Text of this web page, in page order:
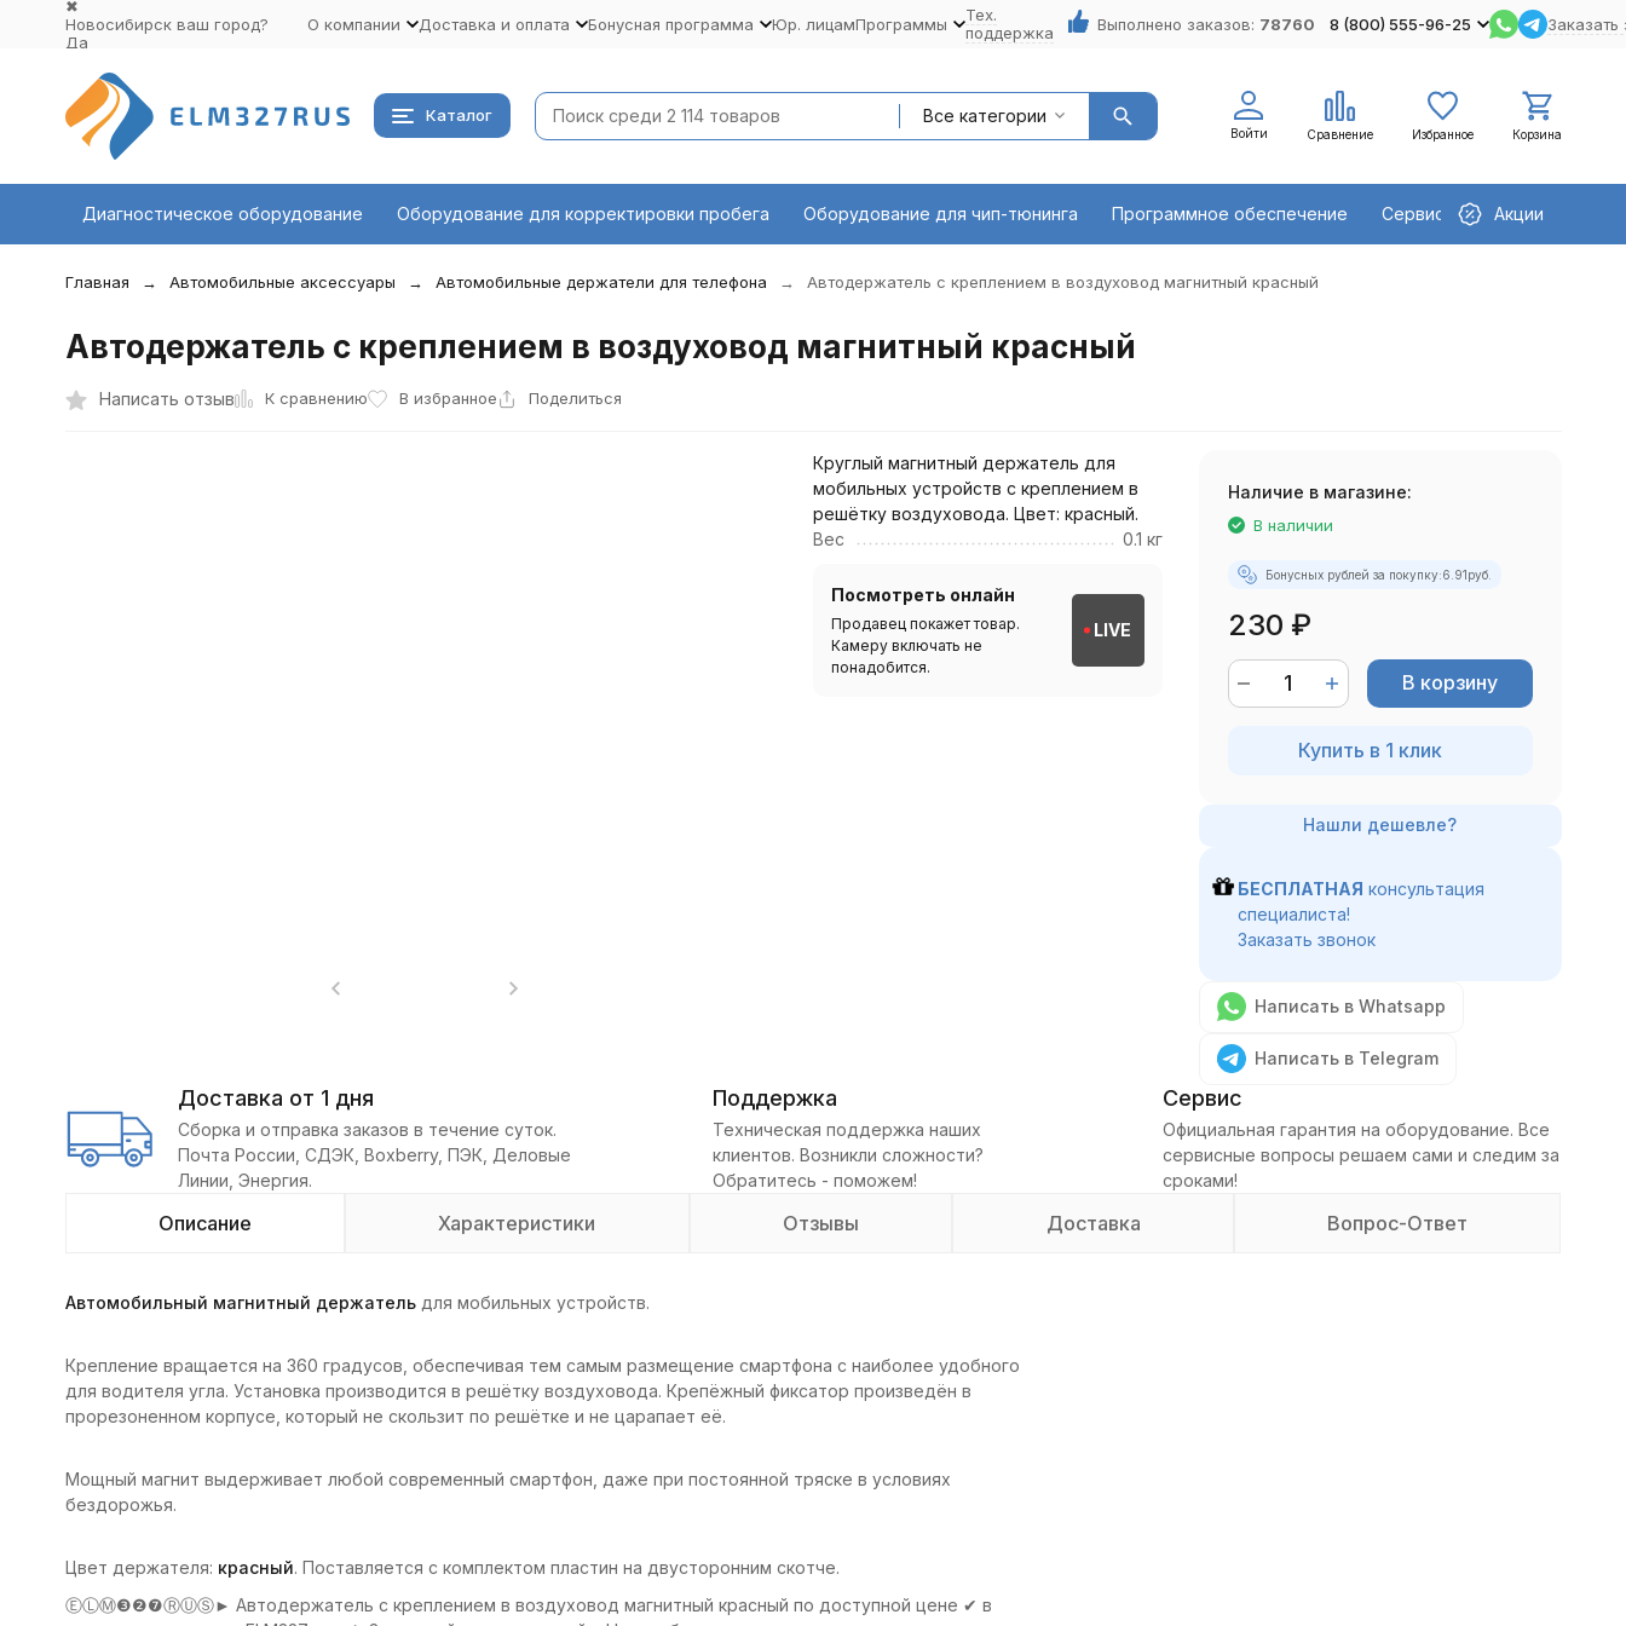
✖
Новосибирск ваш город?
Да
О компании Доставка и оплата Бонусная программа Юр. лицамПрограммы
Тех.
поддержка
Выполнено заказов: 78760 8 (800) 555-96-25 Заказать
Каталог Все категории
Войти Сравнение Избранное Корзина
Диагностическое оборудование Оборудование для корректировки пробега Оборудование для чип-тюнинга Программное обеспечение Сервисное оборудование
Акции
Главная Автомобильные аксессуары Автомобильные держатели для телефона Автодержатель с креплением в воздуховод магнитный красный
Автодержатель с креплением в воздуховод магнитный красный
Написать отзыв К сравнению В избранное Поделиться
Круглый магнитный держатель для
мобильных устройств с креплением в
решётку воздуховода. Цвет: красный.
Вес
0.1 кг
Посмотреть онлайн
Продавец покажет товар.
Камеру включать не
понадобится.
LIVE
Наличие в магазине:
В наличии
Бонусных рублей за покупку:6.91руб.
230 ₽
В корзину
Купить в 1 клик
БЕСПЛАТНАЯ консультация
специалиста!
Заказать звонок
Написать в Whatsapp
Написать в Telegram
Доставка от 1 дня
Сборка и отправка заказов в течение суток.
Почта России, СДЭК, Boxberry, ПЭК, Деловые
Линии, Энергия.
Поддержка
Техническая поддержка наших
клиентов. Возникли сложности?
Обратитесь - поможем!
Сервис
Официальная гарантия на оборудование. Все
сервисные вопросы решаем сами и следим за
сроками!
Описание Характеристики Отзывы Доставка Вопрос-Ответ
Автомобильный магнитный держательдля мобильных устройств.
Крепление вращается на 360 градусов, обеспечивая тем самым размещение смартфона с наиболее удобного
для водителя угла. Установка производится в решётку воздуховода. Крепёжный фиксатор произведён в
прорезоненном корпусе, который не скользит по решётке и не царапает её.
Мощный магнит выдерживает любой современный смартфон, даже при постоянной тряске в условиях
бездорожья.
Цвет держателя: красный. Поставляется с комплектом пластин на двусторонним скотче.
ⒺⓁⓂ❸❷❼ⓇⓊⓈ► Автодержатель с креплением в воздуховод магнитный красный по доступной цене ✔ в